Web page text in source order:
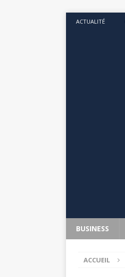
ACTUALITÉ
BUSINESS
ACCUEIL